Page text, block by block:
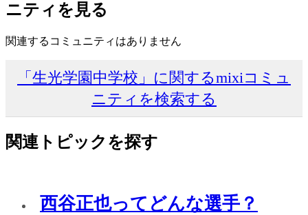
ニティを見る
関連するコミュニティはありません
「生光学園中学校」に関するmixiコミュ
ニティを検索する
関連トピックを探す
西谷正也ってどんな選手？